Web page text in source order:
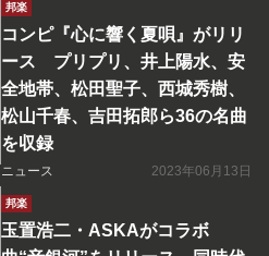
邦楽
コンピ『心に響く夏唄』がリリ
ース プリプリ、井上陽水、安
全地帯、松田聖子、西城秀樹、
松山千春、吉田拓郎ら36の名曲
を収録
ニュース 2023年06月13日
邦楽
玉置浩二・ASKAがコラボ